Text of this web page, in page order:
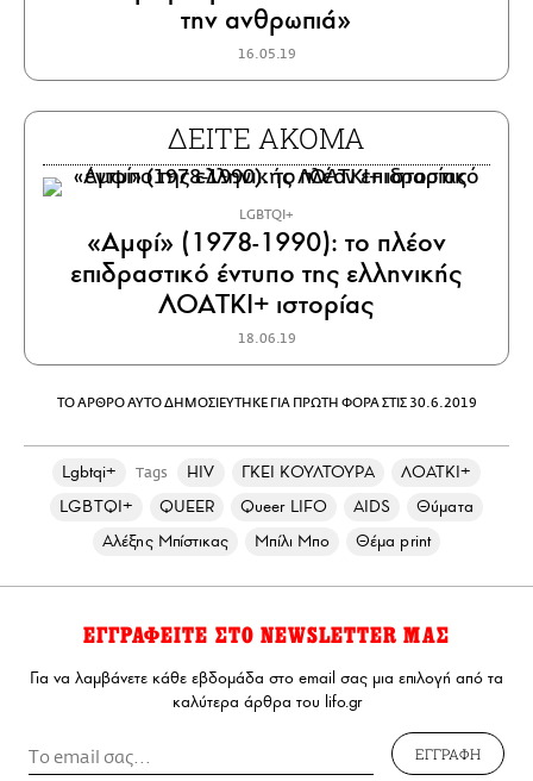
την ανθρωπιά»
16.05.19
ΔΕΙΤΕ ΑΚΟΜΑ
LGBTQI+
«Αμφί» (1978-1990): το πλέον
επιδραστικό έντυπο της ελληνικής
ΛΟΑΤΚΙ+ ιστορίας
18.06.19
ΤΟ ΑΡΘΡΟ ΑΥΤΟ ΔΗΜΟΣΙΕΥΤΗΚΕ ΓΙΑ ΠΡΩΤΗ ΦΟΡΑ ΣΤΙΣ 30.6.2019
Lgbtqi+ Tags HIV ΓΚΕΙ ΚΟΥΛΤΟΥΡΑ
ΛΟΑΤΚΙ+
LGBTQI+
QUEER Queer LIFO AIDS
Θύματα
Αλέξης Μπίστικας
Μπίλι Μπο Θέμα print
ΕΓΓΡΑΦΕΙΤΕ ΣΤΟ NEWSLETTER ΜΑΣ
Για να λαμβάνετε κάθε εβδομάδα στο email σας μια επιλογή από τα
καλύτερα άρθρα του lifo.gr
ΕΓΓΡΑΦΗ